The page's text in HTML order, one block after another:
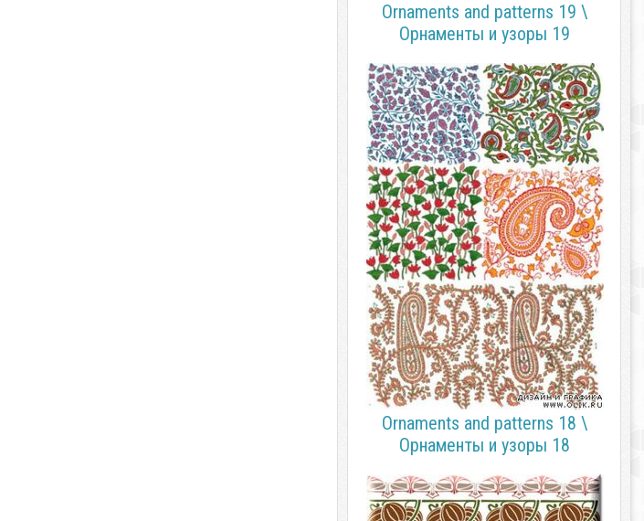
Ornaments and patterns 19 \
Орнаменты и узоры 19
Ornaments and patterns 18 \
Орнаменты и узоры 18